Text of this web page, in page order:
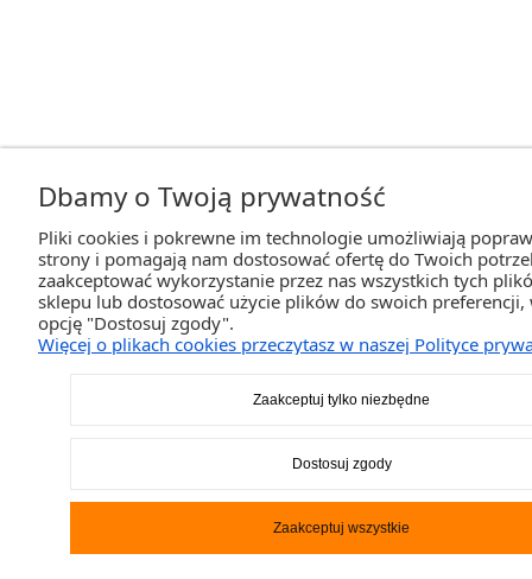
Dbamy o Twoją prywatność
Pliki cookies i pokrewne im technologie umożliwiają
strony i pomagają nam dostosować ofertę do Twoich
zaakceptować wykorzystanie przez nas wszystkich tych
sklepu lub dostosować użycie plików do swoich preferencji,
opcję "Dostosuj zgody".
Więcej o plikach cookies przeczytasz w naszej Polityce
Zaakceptuj tylko niezbędne
Dostosuj zgody
Zaakceptuj wszystkie